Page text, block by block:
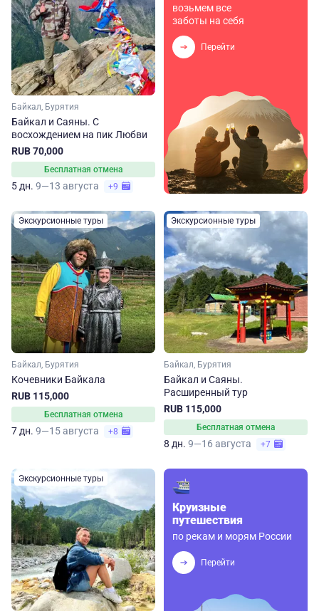
Байкал, Бурятия
Байкал и Саяны. С
восхождением на пик Любви
RUB 70,000
Бесплатная отмена
5 дн. 9—13 августа +9
возьмем все
заботы на себя
Перейти
Экскурсионные туры
Байкал, Бурятия
Кочевники Байкала
RUB 115,000
Бесплатная отмена
7 дн. 9—15 августа +8
Экскурсионные туры
Байкал, Бурятия
Байкал и Саяны.
Расширенный тур
RUB 115,000
Бесплатная отмена
8 дн. 9—16 августа +7
Экскурсионные туры
Круизные
путешествия
по рекам и морям России
Перейти